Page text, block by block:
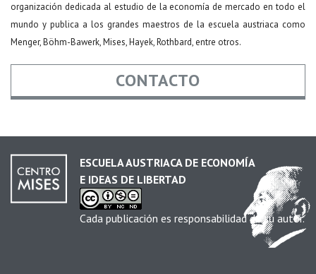
organización dedicada al estudio de la economía de mercado en todo el
mundo y publica a los grandes maestros de la escuela austriaca como
Menger, Böhm-Bawerk, Mises, Hayek, Rothbard, entre otros.
CONTACTO
Email *
ESCUELA AUSTRIACA DE ECONOMÍA
E IDEAS DE LIBERTAD
Cada publicación es responsabilidad de su autor.